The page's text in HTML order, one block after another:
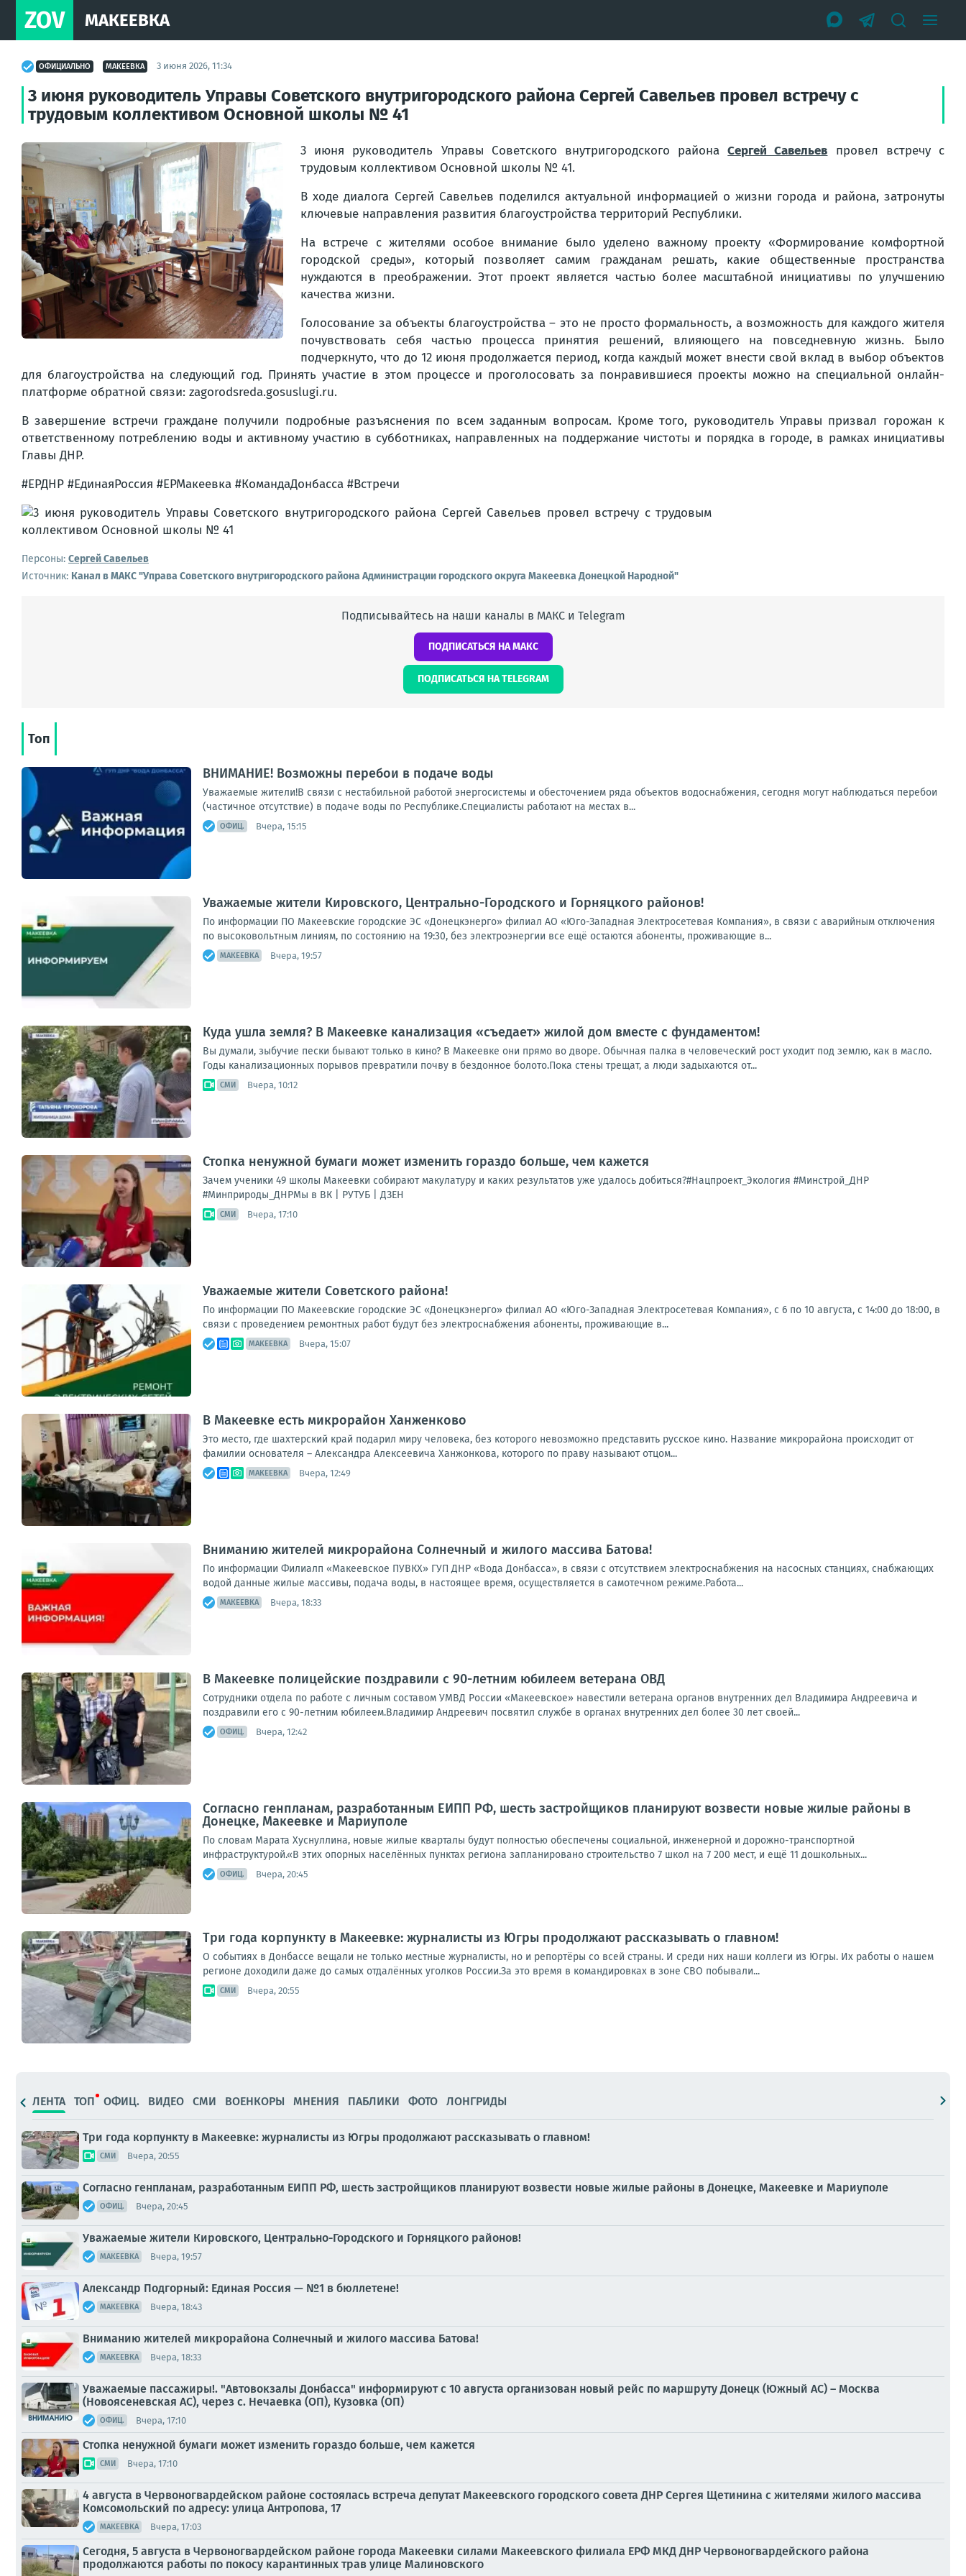
ZOV МАКЕЕВКА
ОФИЦИАЛЬНО МАКЕЕВКА 3 июня 2026, 11:34
3 июня руководитель Управы Советского внутригородского района Сергей Савельев провел встречу с
трудовым коллективом Основной школы № 41
3 июня руководитель Управы Советского внутригородского районаСергей Савельев провел встречу с
трудовым коллективом Основной школы № 41.
В ходе диалога Сергей Савельев поделился актуальной информацией о жизни города и района, затронуты
ключевые направления развития благоустройства территорий Республики.
На встрече с жителями особое внимание было уделено важному проекту «Формирование комфортной
городской среды», который позволяет самим гражданам решать, какие общественные пространства
нуждаются в преображении. Этот проект является частью более масштабной инициативы по улучшению
качества жизни.
Голосование за объекты благоустройства – это не просто формальность, а возможность для каждого жителя
почувствовать себя частью процесса принятия решений, влияющего на повседневную жизнь. Было
подчеркнуто, что до 12 июня продолжается период, когда каждый может внести свой вклад в выбор объектов
для благоустройства на следующий год. Принять участие в этом процессе и проголосовать за понравившиеся проекты можно на специальной онлайн-
платформе обратной связи: zagorodsreda.gosuslugi.ru.
В завершение встречи граждане получили подробные разъяснения по всем заданным вопросам. Кроме того, руководитель Управы призвал горожан к
ответственному потреблению воды и активному участию в субботниках, направленных на поддержание чистоты и порядка в городе, в рамках инициативы
Главы ДНР.
#ЕРДНР #ЕдинаяРоссия #ЕРМакеевка #КомандаДонбасса #Встречи
Персоны: Сергей Савельев
Источник: Канал в МАКС "Управа Советского внутригородского района Администрации городского округа Макеевка Донецкой Народной"
Подписывайтесь на наши каналы в МАКС и Telegram
ПОДПИСАТЬСЯ НА МАКС
ПОДПИСАТЬСЯ НА TELEGRAM
Топ
ВНИМАНИЕ! Возможны перебои в подаче воды
Уважаемые жители!В связи с нестабильной работой энергосистемы и обесточением ряда объектов водоснабжения, сегодня могут наблюдаться перебои
(частичное отсутствие) в подаче воды по Республике.Специалисты работают на местах в...
ОФИЦ. Вчера, 15:15
Уважаемые жители Кировского, Центрально-Городского и Горняцкого районов!
По информации ПО Макеевские городские ЭС «Донецкэнерго» филиал АО «Юго-Западная Электросетевая Компания», в связи с аварийным отключения
по высоковольтным линиям, по состоянию на 19:30, без электроэнергии все ещё остаются абоненты, проживающие в...
МАКЕЕВКА Вчера, 19:57
Куда ушла земля? В Макеевке канализация «съедает» жилой дом вместе с фундаментом!
Вы думали, зыбучие пески бывают только в кино? В Макеевке они прямо во дворе. Обычная палка в человеческий рост уходит под землю, как в масло.
Годы канализационных порывов превратили почву в бездонное болото.Пока стены трещат, а люди задыхаются от...
СМИ Вчера, 10:12
Стопка ненужной бумаги может изменить гораздо больше, чем кажется
Зачем ученики 49 школы Макеевки собирают макулатуру и каких результатов уже удалось добиться?#Нацпроект_Экология #Минстрой_ДНР
#Минприроды_ДНРМы в ВК | РУТУБ | ДЗЕН
СМИ Вчера, 17:10
Уважаемые жители Советского района!
По информации ПО Макеевские городские ЭС «Донецкэнерго» филиал АО «Юго-Западная Электросетевая Компания», с 6 по 10 августа, с 14:00 до 18:00, в
связи с проведением ремонтных работ будут без электроснабжения абоненты, проживающие в...
МАКЕЕВКА Вчера, 15:07
В Макеевке есть микрорайон Ханженково
Это место, где шахтерский край подарил миру человека, без которого невозможно представить русское кино. Название микрорайона происходит от
фамилии основателя – Александра Алексеевича Ханжонкова, которого по праву называют отцом...
МАКЕЕВКА Вчера, 12:49
Вниманию жителей микрорайона Солнечный и жилого массива Батова!
По информации Филиалп «Макеевское ПУВКХ» ГУП ДНР «Вода Донбасса», в связи с отсутствием электроснабжения на насосных станциях, снабжающих
водой данные жилые массивы, подача воды, в настоящее время, осуществляется в самотечном режиме.Работа...
МАКЕЕВКА Вчера, 18:33
В Макеевке полицейские поздравили с 90-летним юбилеем ветерана ОВД
Сотрудники отдела по работе с личным составом УМВД России «Макеевское» навестили ветерана органов внутренних дел Владимира Андреевича и
поздравили его с 90-летним юбилеем.Владимир Андреевич посвятил службе в органах внутренних дел более 30 лет своей...
ОФИЦ. Вчера, 12:42
Согласно генпланам, разработанным ЕИПП РФ, шесть застройщиков планируют возвести новые жилые районы в
Донецке, Макеевке и Мариуполе
По словам Марата Хуснуллина, новые жилые кварталы будут полностью обеспечены социальной, инженерной и дорожно-транспортной
инфраструктурой.«В этих опорных населённых пунктах региона запланировано строительство 7 школ на 7 200 мест, и ещё 11 дошкольных...
ОФИЦ. Вчера, 20:45
Три года корпункту в Макеевке: журналисты из Югры продолжают рассказывать о главном!
О событиях в Донбассе вещали не только местные журналисты, но и репортёры со всей страны. И среди них наши коллеги из Югры. Их работы о нашем
регионе доходили даже до самых отдалённых уголков России.За это время в командировках в зоне СВО побывали...
СМИ Вчера, 20:55
ЛЕНТА ТОП ОФИЦ. ВИДЕО СМИ ВОЕНКОРЫ МНЕНИЯ ПАБЛИКИ ФОТО ЛОНГРИДЫ
Три года корпункту в Макеевке: журналисты из Югры продолжают рассказывать о главном!
СМИ Вчера, 20:55
Согласно генпланам, разработанным ЕИПП РФ, шесть застройщиков планируют возвести новые жилые районы в Донецке, Макеевке и Мариуполе
ОФИЦ. Вчера, 20:45
Уважаемые жители Кировского, Центрально-Городского и Горняцкого районов!
МАКЕЕВКА Вчера, 19:57
Александр Подгорный: Единая Россия — №1 в бюллетене!
МАКЕЕВКА Вчера, 18:43
Вниманию жителей микрорайона Солнечный и жилого массива Батова!
МАКЕЕВКА Вчера, 18:33
Уважаемые пассажиры!. "Автовокзалы Донбасса" информируют с 10 августа организован новый рейс по маршруту Донецк (Южный АС) – Москва
(Новоясеневская АС), через с. Нечаевка (ОП), Кузовка (ОП)
ОФИЦ. Вчера, 17:10
Стопка ненужной бумаги может изменить гораздо больше, чем кажется
СМИ Вчера, 17:10
4 августа в Червоногвардейском районе состоялась встреча депутат Макеевского городского совета ДНР Сергея Щетинина с жителями жилого массива
Комсомольский по адресу: улица Антропова, 17
МАКЕЕВКА Вчера, 17:03
Сегодня, 5 августа в Червоногвардейском районе города Макеевки силами Макеевского филиала ЕРФ МКД ДНР Червоногвардейского района
продолжаются работы по покосу карантинных трав улице Малиновского